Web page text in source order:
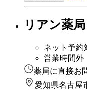
リアン薬局
ネット予約
営業時間外
薬局に直接お
愛知県名古屋